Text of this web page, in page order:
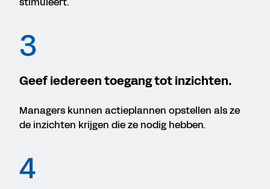
3
Geef iedereen toegang tot inzichten.
Managers kunnen actieplannen opstellen als ze
de inzichten krijgen die ze nodig hebben.
4